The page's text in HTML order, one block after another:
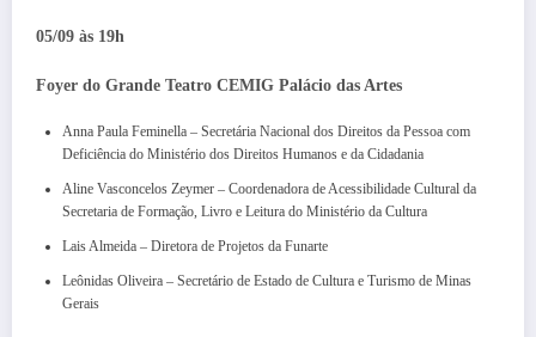
05/09 às 19h
Foyer do Grande Teatro CEMIG Palácio das Artes
Anna Paula Feminella – Secretária Nacional dos Direitos da Pessoa com
Deficiência do Ministério dos Direitos Humanos e da Cidadania
Aline Vasconcelos Zeymer – Coordenadora de Acessibilidade Cultural da
Secretaria de Formação, Livro e Leitura do Ministério da Cultura
Lais Almeida – Diretora de Projetos da Funarte
Leônidas Oliveira – Secretário de Estado de Cultura e Turismo de Minas
Gerais